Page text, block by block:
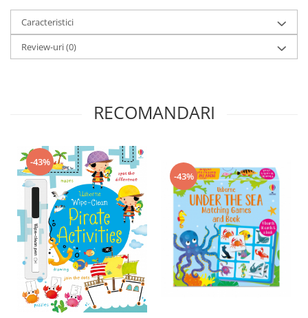
Caracteristici
Review-uri(0)
RECOMANDARI
-43%
-43%